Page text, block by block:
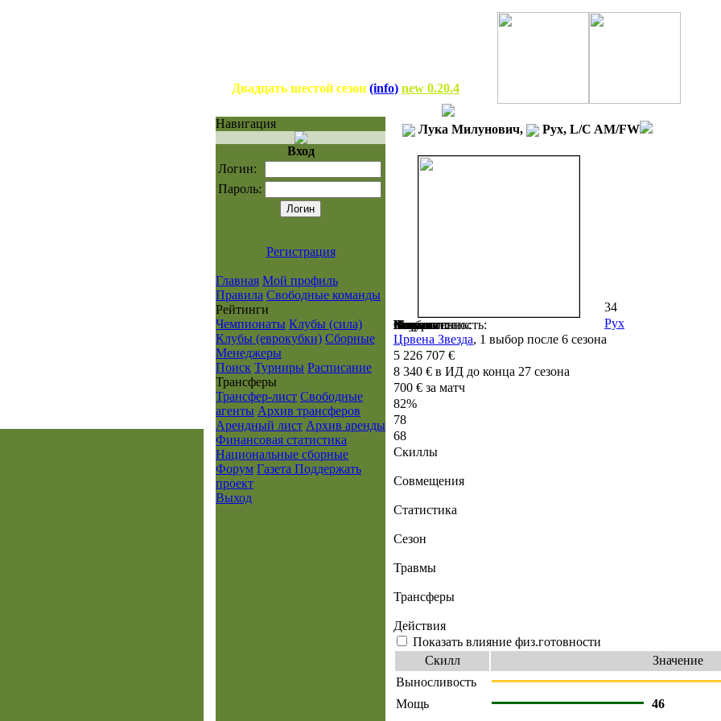
Двадцать шестой сезон (info) new 0.20.4
Навигация
Вход
Логин:
Пароль:
Регистрация
Главная Мой профиль
Правила Свободные команды
Рейтинги
Чемпионаты Клубы (сила)
Клубы (еврокубки) Сборные
Менеджеры
Поиск Турниры Расписание
Транcферы
Трансфер-лист Свободные
агенты Архив трансферов
Арендный лист Архив аренды
Финансовая статистика
Национальные сборные
Форум Газета Поддержать
проект
Выход
Лука Милунович, Рух, L/C AM/FW
Возраст:
Клуб:
Воспитанник:
Номинал:
Контракт:
Бонусы:
Физ. готовность:
Мораль:
Сила:
34
Рух
Црвена Звезда, 1 выбор после 6 сезона
5 226 707 €
8 340 € в ИД до конца 27 сезона
700 € за матч
82%
78
68
Скиллы
Совмещения
Статистика
Сезон
Травмы
Трансферы
Действия
Показать влияние физ.готовности
Скилл
Значение
Выносливость
Мощь
46